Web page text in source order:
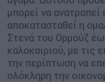
μπορεί να ανατραπεί
αποκατασταθεί η
Στενά του Ορμούζ
καλοκαιριού, με τις
την περίπτωση να
ολόκληρη την